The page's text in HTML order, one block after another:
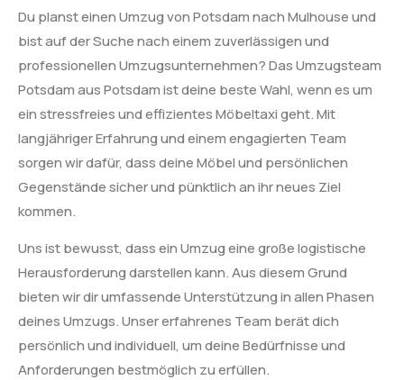
Du planst einen Umzug von Potsdam nach Mulhouse und
bist auf der Suche nach einem zuverlässigen und
professionellen Umzugsunternehmen? Das Umzugsteam
Potsdam aus Potsdam ist deine beste Wahl, wenn es um
ein stressfreies und effizientes Möbeltaxi geht. Mit
langjähriger Erfahrung und einem engagierten Team
sorgen wir dafür, dass deine Möbel und persönlichen
Gegenstände sicher und pünktlich an ihr neues Ziel
kommen.
Uns ist bewusst, dass ein Umzug eine große logistische
Herausforderung darstellen kann. Aus diesem Grund
bieten wir dir umfassende Unterstützung in allen Phasen
deines Umzugs. Unser erfahrenes Team berät dich
persönlich und individuell, um deine Bedürfnisse und
Anforderungen bestmöglich zu erfüllen.